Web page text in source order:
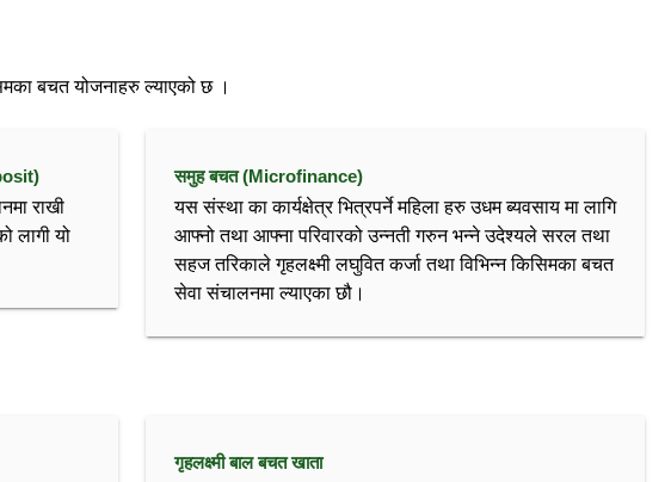
बचत योजनाहरु ल्याएको छ ।
राखी
लागी यो
समुह बचत (Microfinance)
यस संस्था का कार्यक्षेत्र भित्रपर्ने महिला हरु उधम ब्यवसाय मा लागि
आफ्नो तथा आफ्ना परिवारको उन्नती गरुन भन्ने उदेश्यले सरल तथा
सहज तरिकाले गृहलक्ष्मी लघुवित कर्जा तथा विभिन्न किसिमका बचत
सेवा संचालनमा ल्याएका छौ।
गृहलक्ष्मी बाल बचत खाता